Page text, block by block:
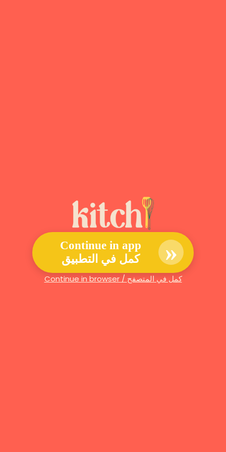
Continue in app
كمل في التطبيق
»
Continue in browser / كمل في المتصفح